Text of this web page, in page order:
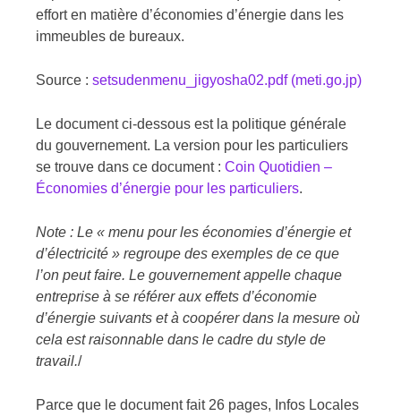
effort en matière d’économies d’énergie dans les
immeubles de bureaux.
Source : setsudenmenu_jigyosha02.pdf (meti.go.jp)
Le document ci-dessous est la politique générale
du gouvernement. La version pour les particuliers
se trouve dans ce document : Coin Quotidien –
Économies d’énergie pour les particuliers.
Note : Le « menu pour les économies d’énergie et
d’électricité » regroupe des exemples de ce que
l’on peut faire. Le gouvernement appelle chaque
entreprise à se référer aux effets d’économie
d’énergie suivants et à coopérer dans la mesure où
cela est raisonnable dans le cadre du style de
travail./
Parce que le document fait 26 pages, Infos Locales